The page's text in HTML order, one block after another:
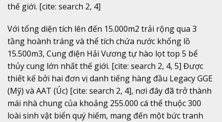
thế giới. [cite: search 2, 4]
Với tổng diện tích lên đến 15.000m2 trải rộng qua 3
tầng hoành tráng và thể tích chứa nước khổng lồ
15.500m3, Cung điện Hải Vương tự hào lọt top 5 bể
thủy cung lớn nhất thế giới. [cite: search 2, 4, 5] Được
thiết kế bởi hai đơn vị danh tiếng hàng đầu Legacy GGE
(Mỹ) và AAT (Úc) [cite: search 2, 4], nơi đây đã trở thành
mái nhà chung của khoảng 255.000 cá thể thuộc 300
loài sinh vật biển quý hiếm, mang đến một bức tranh